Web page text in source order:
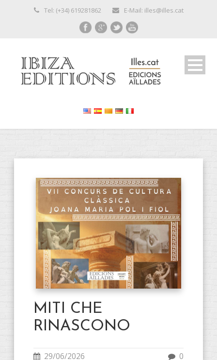
Tel: (+34) 619281862 E-Mail: illes@illes.cat
MITI CHE
RINASCONO
29/06/2026 0